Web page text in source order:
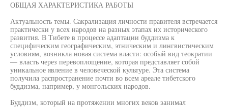
ОБЩАЯ ХАРАКТЕРИСТИКА РАБОТЫ
Актуальность темы. Сакрализация личности правителя встречается
практически у всех народов на разных этапах их исторического
развития. В Тибете в процессе адаптации буддизма к
специфическим географическим, этническим и лингвистическим
условиям, возникла новая система власти: особый вид теократии
— власть через перевоплощение, которая представляет собой
уникальное явление в человеческой культуре. Эта система
получила распространение почти во всем ареале тибетского
буддизма, например, у монгольских народов.
Буддизм, который на протяжении многих веков занимал